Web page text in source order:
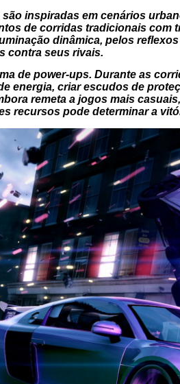
inspiradas em cenários
de corridas tradicionais com
dinâmica, pelos
contra seus rivais.
de power-ups. Durante as
energia, criar escudos de
remeta a jogos mais
recursos pode determinar a